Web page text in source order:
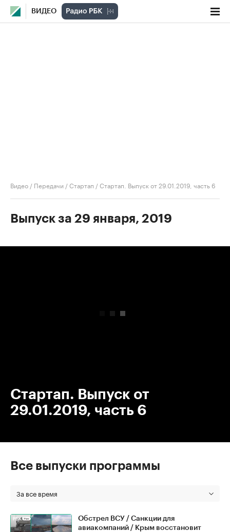
ВИДЕО
Видео / Передачи /Стартап /Стартап. Выпуск от 29.01.2019, часть 6
Выпуск за 29 января, 2019
Стартап. Выпуск от
29.01.2019, часть 6
Все выпуски программы
За все время
Обстрел ВСУ / Санкции для
авиакомпаний / Крым восстановит